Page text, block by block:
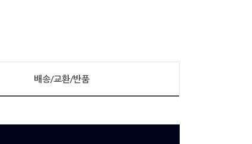
배송/교환/반품